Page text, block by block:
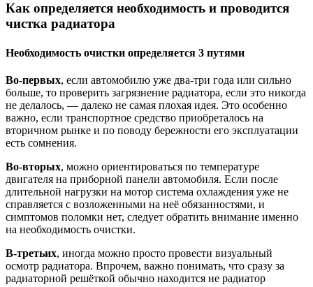
Как определяется необходимость и проводится
чистка радиатора
Необходимость очистки определяется 3 путями
Во-первых, если автомобилю уже два-три года или сильно
больше, то проверить загрязнение радиатора, если это никогда
не делалось, — далеко не самая плохая идея. Это особенно
важно, если транспортное средство приобреталось на
вторичном рынке и по поводу бережности его эксплуатации
есть сомнения.
Во-вторых, можно ориентироваться по температуре
двигателя на приборной панели автомобиля. Если после
длительной нагрузки на мотор система охлаждения уже не
справляется с возложенными на неё обязанностями, и
симптомов поломки нет, следует обратить внимание именно
на необходимость очистки.
В-третьих, иногда можно просто провести визуальный
осмотр радиатора. Впрочем, важно понимать, что сразу за
радиаторной решёткой обычно находится не радиатор